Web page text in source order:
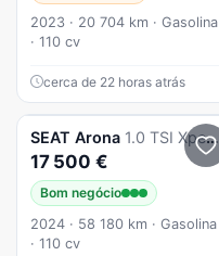
2023 · 20 704 km · Gasolina
· 110 cv
cerca de 22 horas atrás
SEAT Arona 1.0 TSI Xperience DSG
17 500 €
Bom negócio
2024 · 58 180 km · Gasolina
· 110 cv